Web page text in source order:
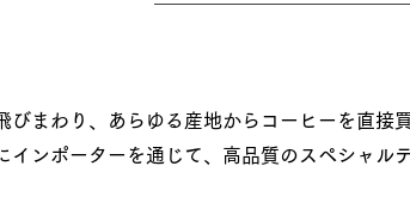
びまわり、あらゆる産地からコーヒーを直接
インポーターを通じて、高品質のスペシャル